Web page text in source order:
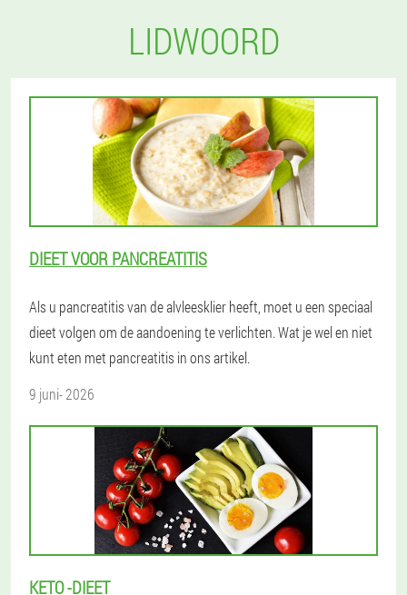
LIDWOORD
DIEET VOOR PANCREATITIS
Als u pancreatitis van de alvleesklier heeft, moet u een speciaal
dieet volgen om de aandoening te verlichten. Wat je wel en niet
kunt eten met pancreatitis in ons artikel.
9 juni- 2026
KETO -DIEET